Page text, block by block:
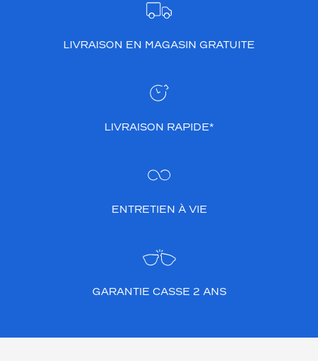
LIVRAISON EN MAGASIN GRATUITE
LIVRAISON RAPIDE*
ENTRETIEN À VIE
GARANTIE CASSE 2 ANS